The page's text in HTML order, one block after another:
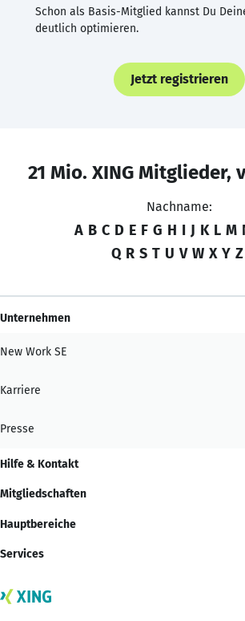
Schon als Basis-Mitglied kannst Du
deutlich optimieren.
Jetzt registrieren
21 Mio. XING Mitglieder,
Nachname:
A B C D E F G H I J K L M
Q R S T U V W X Y Z
Unternehmen
New Work SE
Karriere
Presse
Hilfe & Kontakt
Mitgliedschaften
Hauptbereiche
Services